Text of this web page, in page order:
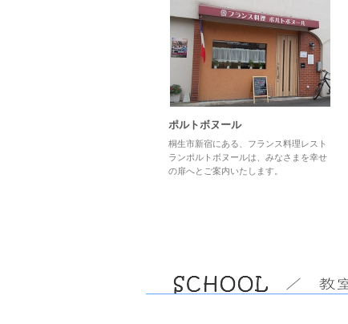
ポルトボヌール
桐生市新宿にある、フランス料理レスト
ランポルトボヌールは、みなさまを幸せ
の扉へとご案内いたします。